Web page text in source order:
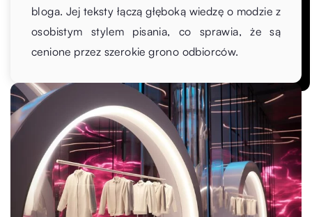
bloga. Jej teksty łączą głęboką wiedzę o modzie z
osobistym stylem pisania, co sprawia, że są
cenione przez szerokie grono odbiorców.